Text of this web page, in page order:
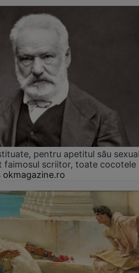
pentru apetitul său
faimosul scriitor, toate cocotele
okmagazine.ro